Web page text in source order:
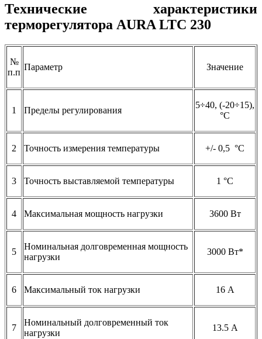
Технические характеристики
терморегулятора AURA LTC 230
№
п.п
Параметр Значение
1 Пределы регулирования
5÷40, (-20÷15),
°C
2 Точность измерения температуры +/- 0,5 °C
3 Точность выставляемой температуры 1 °C
4 Максимальная мощность нагрузки 3600 Вт
5
Номинальная долговременная мощность
нагрузки
3000 Вт*
6 Максимальный ток нагрузки 16 А
7
Номинальный долговременный ток
нагрузки
13.5 А